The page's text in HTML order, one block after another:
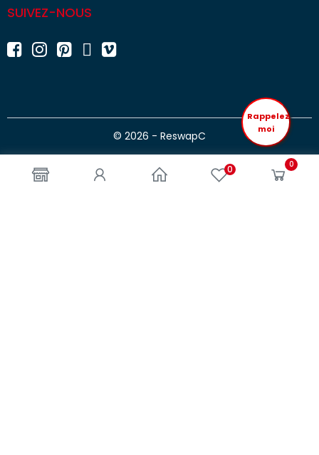
0 0
SUIVEZ-NOUS
© 2026 - ReswapC
Rappelez
moi